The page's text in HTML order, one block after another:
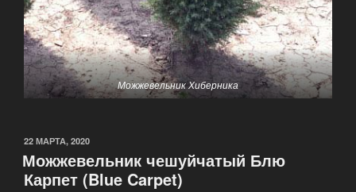
Можжевельник Хиберника
22 МАРТА, 2020
Можжевельник чешуйчатый Блю
Карпет (Blue Carpet)